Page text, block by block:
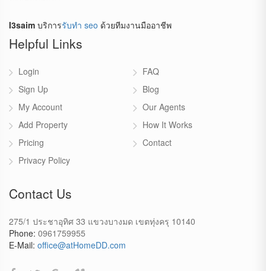
I3saim บริการรับทำ seo ด้วยทีมงานมืออาชีพ
Helpful Links
Login
Sign Up
My Account
Add Property
Pricing
Privacy Policy
FAQ
Blog
Our Agents
How It Works
Contact
Contact Us
275/1 ประชาอุทิศ 33 แขวงบางมด เขตทุ่งครุ 10140
Phone: 0961759955
E-Mail: office@atHomeDD.com